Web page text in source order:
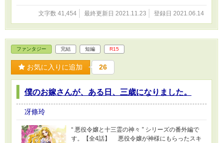
文字数 41,454 最終更新日 2021.11.23 登録日 2021.06.14
ファンタジー 完結 短編 R15
お気に入りに追加 26
僕のお嫁さんが、ある日、三歳になりました。
冴條玲
“ 悪役令嬢と十三霊の神々 ” シリーズの番外編で
す。【全4話】 悪役令嬢が神様にもらったスキ